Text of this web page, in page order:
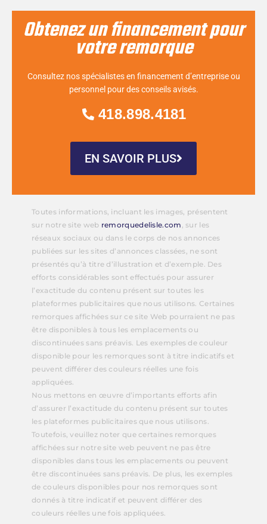
Obtenez un financement pour
votre remorque
Consultez nos spécialistes en financement d’entreprise ou
personnel pour des conseils avisés.
418.898.4181
EN SAVOIR PLUS
Toutes informations, incluant les images, présentent
sur notre site web remorquedelisle.com , sur les
réseaux sociaux ou dans le corps de nos annonces
publiées sur les sites d’annonces classées, ne sont
présentés qu’à titre d’illustration et d’exemple. Des
efforts considérables sont effectués pour assurer
l’exactitude du contenu présent sur toutes les
plateformes publicitaires que nous utilisons. Certaines
remorques affichées sur ce site Web pourraient ne pas
être disponibles à tous les emplacements ou
discontinuées sans préavis. Les exemples de couleur
disponible pour les remorques sont à titre indicatifs et
peuvent différer des couleurs réelles une fois
appliquées.
Nous mettons en œuvre d’importants efforts afin
d’assurer l’exactitude du contenu présent sur toutes
les plateformes publicitaires que nous utilisons.
Toutefois, veuillez noter que certaines remorques
affichées sur notre site web peuvent ne pas être
disponibles dans tous les emplacements ou peuvent
être discontinuées sans préavis. De plus, les exemples
de couleurs disponibles pour nos remorques sont
donnés à titre indicatif et peuvent différer des
couleurs réelles une fois appliquées.